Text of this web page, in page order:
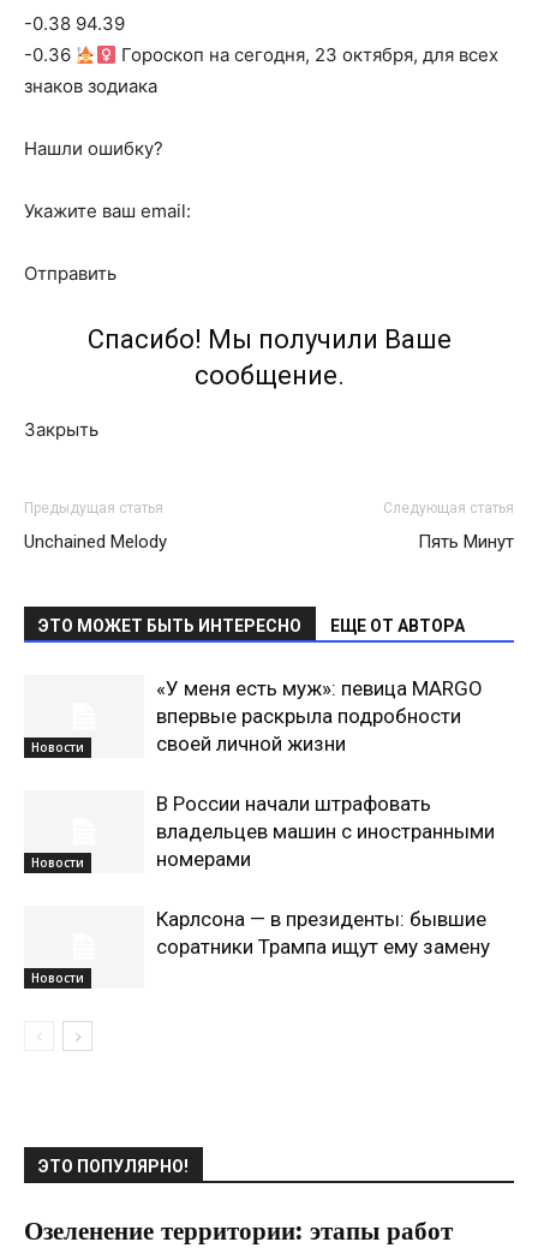
-0.38 94.39
-0.36
Гороскоп на сегодня, 23 октября, для всех
знаков зодиака
Нашли ошибку?
Укажите ваш email:
Отправить
Спасибо! Мы получили Ваше
сообщение.
Закрыть
Предыдущая статья
Unchained Melody
Следующая статья
Пять Минут
ЭТО МОЖЕТ БЫТЬ ИНТЕРЕСНО ЕЩЕ ОТ АВТОРА
Новости
«У меня есть муж»: певица MARGO
впервые раскрыла подробности
своей личной жизни
Новости
В России начали штрафовать
владельцев машин с иностранными
номерами
Новости
Карлсона — в президенты: бывшие
соратники Трампа ищут ему замену
ЭТО ПОПУЛЯРНО!
Озеленение территории: этапы работ
22.04.2022